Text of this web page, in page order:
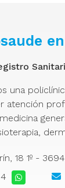
una
atención
18 1º -